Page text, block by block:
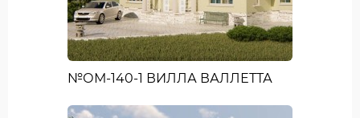
№ОМ-140-1 ВИЛЛА ВАЛЛЕТТА